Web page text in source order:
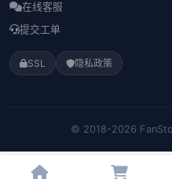
在线客服
提交工单
SSL 隐私政策
© 2018-2026